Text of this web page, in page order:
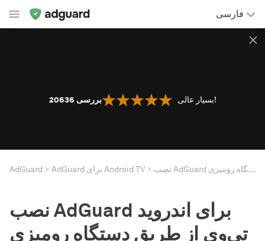
فارسی
20636 بررسی بسیار عالی!
AdGuard AdGuard برای Android TV نصب AdGuard برای اندروید تی‌وی از طریق دستگاه رومیزی
نصب AdGuard برای اندروید
تی‌وی از طریق دستگاه رومیزی